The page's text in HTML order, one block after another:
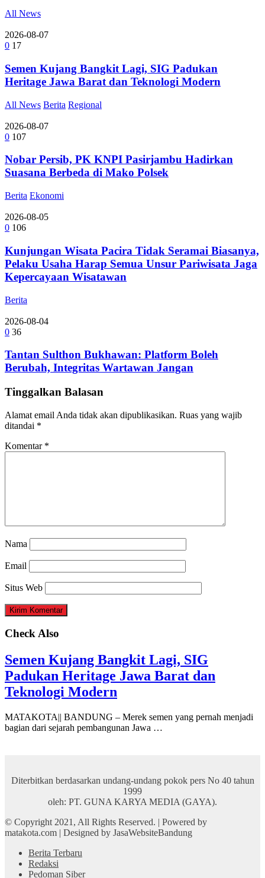
All News
2026-08-07
0 17
Semen Kujang Bangkit Lagi, SIG Padukan
Heritage Jawa Barat dan Teknologi Modern
All News Berita Regional
2026-08-07
0 107
Nobar Persib, PK KNPI Pasirjambu Hadirkan
Suasana Berbeda di Mako Polsek
Berita Ekonomi
2026-08-05
0 106
Kunjungan Wisata Pacira Tidak Seramai Biasanya,
Pelaku Usaha Harap Semua Unsur Pariwisata Jaga
Kepercayaan Wisatawan
Berita
2026-08-04
0 36
Tantan Sulthon Bukhawan: Platform Boleh
Berubah, Integritas Wartawan Jangan
Tinggalkan Balasan
Alamat email Anda tidak akan dipublikasikan. Ruas yang wajib
ditandai *
Komentar *
Nama
Email
Situs Web
Check Also
Semen Kujang Bangkit Lagi, SIG
Padukan Heritage Jawa Barat dan
Teknologi Modern
MATAKOTA|| BANDUNG – Merek semen yang pernah menjadi
bagian dari sejarah pembangunan Jawa …
Diterbitkan berdasarkan undang-undang pokok pers No 40 tahun
1999
oleh: PT. GUNA KARYA MEDIA (GAYA).
© Copyright 2021, All Rights Reserved. | Powered by
matakota.com | Designed by JasaWebsiteBandung
Berita Terbaru
Redaksi
Pedoman Siber